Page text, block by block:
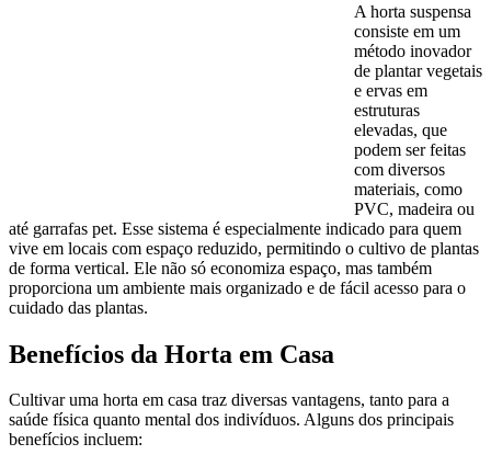
A horta suspensa
consiste em um
método inovador
de plantar vegetais
e ervas em
estruturas
elevadas, que
podem ser feitas
com diversos
materiais, como
PVC, madeira ou
até garrafas pet. Esse sistema é especialmente indicado para quem
vive em locais com espaço reduzido, permitindo o cultivo de plantas
de forma vertical. Ele não só economiza espaço, mas também
proporciona um ambiente mais organizado e de fácil acesso para o
cuidado das plantas.
Benefícios da Horta em Casa
Cultivar uma horta em casa traz diversas vantagens, tanto para a
saúde física quanto mental dos indivíduos. Alguns dos principais
benefícios incluem: